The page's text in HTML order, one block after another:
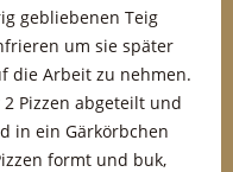
gebliebenen Teig
um sie später
die Arbeit zu nehmen.
Pizzen abgeteilt und
in ein Gärkörbchen
formt und buk,